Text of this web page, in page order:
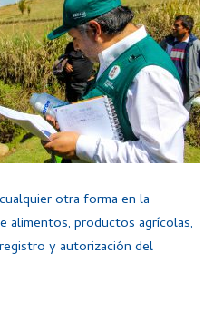
otra forma en la
alimentos, productos agrícolas,
y autorización del